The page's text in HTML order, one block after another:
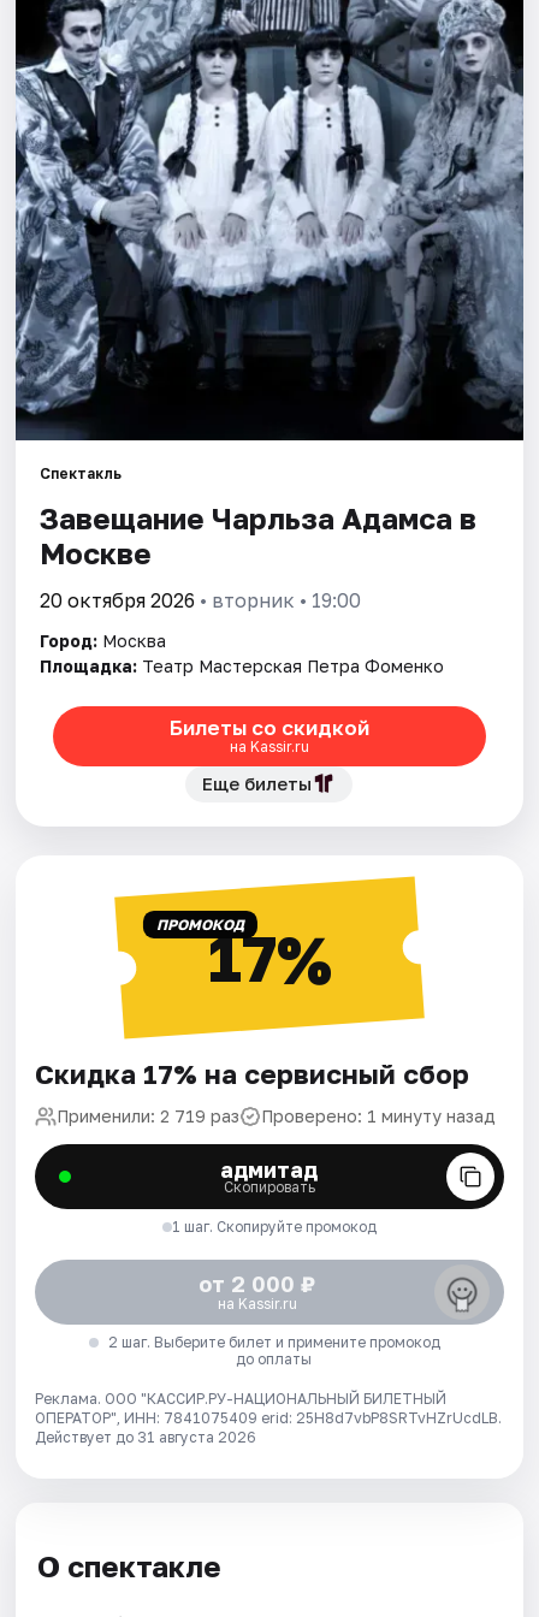
Города
Площадки
Артисты
Рейтинги
Спектакль
Завещание Чарльза Адамса в
Москве
20 октября 2026 • вторник • 19:00
Город: Москва
Площадка: Театр Мастерская Петра Фоменко
Билеты со скидкой
на Kassir.ru
Еще билеты
ПРОМОКОД17%
Скидка 17% на сервисный сбор
Применили: 2 719 раз Проверено: 1 минуту назад
адмитад
Скопировать
1 шаг. Скопируйте промокод
от 2 000 ₽
на Kassir.ru
2 шаг. Выберите билет и примените промокод
до оплаты
Реклама. ООО "КАССИР.РУ-НАЦИОНАЛЬНЫЙ БИЛЕТНЫЙ
ОПЕРАТОР", ИНН: 7841075409 erid: 25H8d7vbP8SRTvHZrUcdLB.
Действует до 31 августа 2026
О спектакле